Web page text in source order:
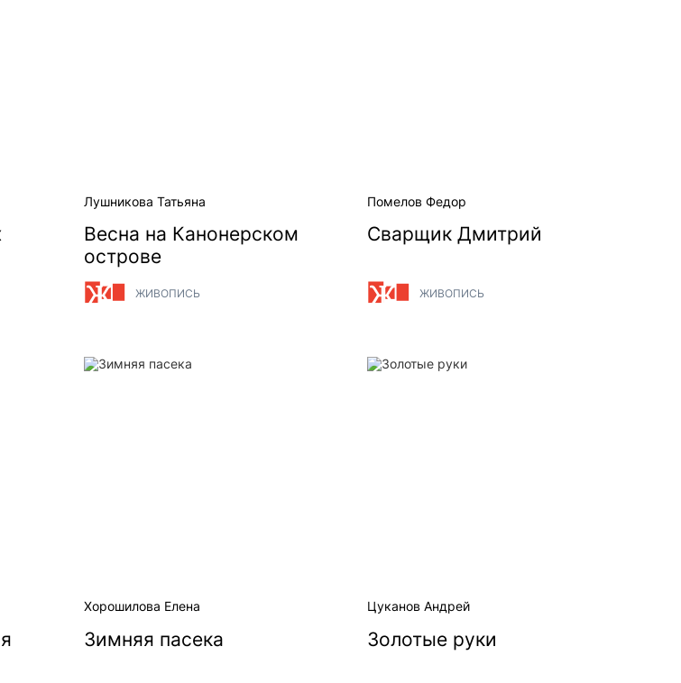
Лушникова Татьяна
Весна на Канонерском
острове
ЖИВОПИСЬ
Помелов Федор
Сварщик Дмитрий
ЖИВОПИСЬ
Зимняя пасека
Хорошилова Елена
Зимняя пасека
Золотые руки
Цуканов Андрей
Золотые руки